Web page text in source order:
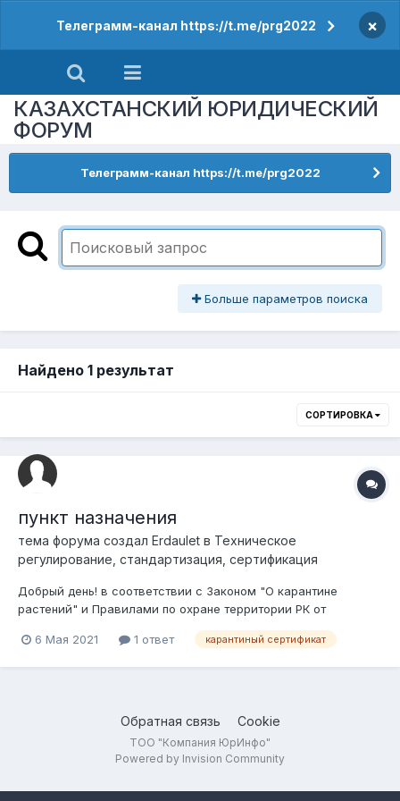
Телеграмм-канал https://t.me/prg2022 ×
КАЗАХСТАНСКИЙ ЮРИДИЧЕСКИЙ
ФОРУМ
Телеграмм-канал https://t.me/prg2022
Больше параметров поиска
Найдено 1 результат
СОРТИРОВКА
пункт назначения
тема форума создал Erdaulet в Техническое
регулирование, стандартизация, сертификация
Добрый день! в соответствии с Законом "О карантине
растений" и Правилами по охране территории РК от
"ПУНКТ НАЗНАЧЕНИЯ" где проходит детальный осмотр
6 Мая 2021 1 ответ карантиный сертификат
Обратная связь Cookie
ТОО "Компания ЮрИнфо"
Powered by Invision Community